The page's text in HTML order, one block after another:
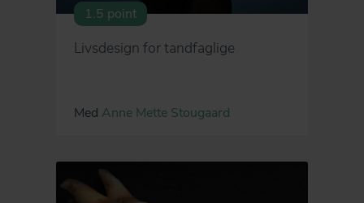
1.5 point
Livsdesign for tandfaglige
Med Anne Mette Stougaard